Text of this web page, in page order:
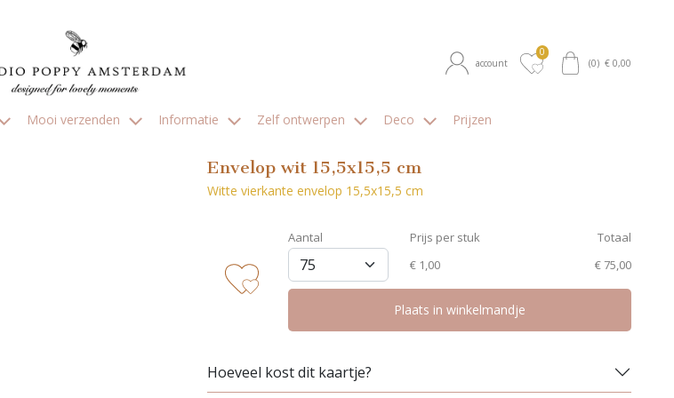
account
0
(0) € 0,00
Mooi verzenden Informatie Zelf ontwerpen Deco Prijzen
Envelop wit 15,5x15,5 cm
Witte vierkante envelop 15,5x15,5 cm
zet op verlanglijstje
Aantal Prijs per stuk
Totaal
€ 1,00 € 75,00
Plaats in winkelmandje
Hoeveel kost dit kaartje?